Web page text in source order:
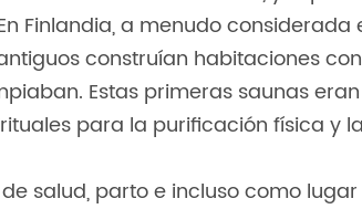
Finlandia, a menudo considerada
construían habitaciones con
Estas primeras saunas eran
para la purificación física y
salud, parto e incluso como lugar